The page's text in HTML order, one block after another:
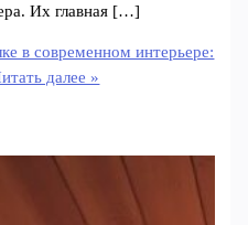
Их главная […]
в современном интерьере:
далее »